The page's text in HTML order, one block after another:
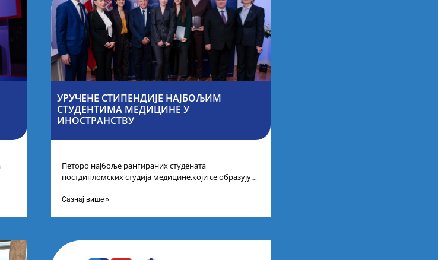
УРУЧЕНЕ СТИПЕНДИЈЕ НАЈБОЉИМ
СТУДЕНТИМА МЕДИЦИНЕ У
ИНОСТРАНСТВУ
Петоро најбоље рангираних студената
постдипломских студија медицине,који се образују
је додатнестипендије од по 10.000
Сазнај више »